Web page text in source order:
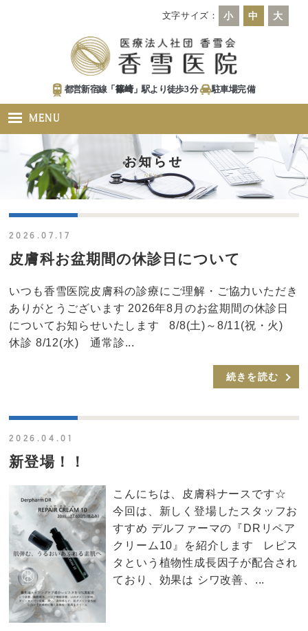
文字サイズ： 小 中 大
都営新宿線「篠崎」駅より徒歩3分 駐車場完備
MENU
お知らせ
NEWS
2026.07.17
皮膚科お盆期間の休診日について
いつも香雪医院皮膚科の診療にご理解・ご協力いただき
ありがとうございます 2026年8月のお盆期間の休診日
についてお知らせいたします 8/8(土)～8/11(祝・火)
休診 8/12(水) 通常診...
続きを読む
2026.04.01
新登場！！
こんにちは、皮膚科ナースです☆
今回は、新しく登場したスタッフお
すすめ デルファーマの『DRリペア
クリーム10』を紹介します レピス
タという植物性成長因子が配合され
ており、効果は シワ改善、...